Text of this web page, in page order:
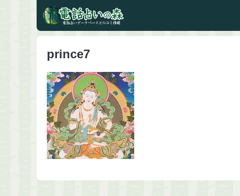
prince7